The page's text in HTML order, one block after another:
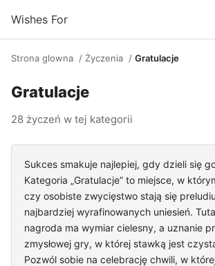
Wishes For
Strona glowna Życzenia Gratulacje
Gratulacje
28 życzeń w tej kategorii
Sukces smakuje najlepiej, gdy dzieli się
Kategoria „Gratulacje” to miejsce, w
czy osobiste zwycięstwo stają się
najbardziej wyrafinowanych uniesień.
nagroda ma wymiar cielesny, a uznanie
zmysłowej gry, w której stawką jest
Pozwól sobie na celebrację chwili, w